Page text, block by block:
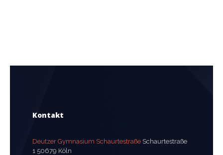
Kontakt
Deutzer Gymnasium Schaurtestraße Schaurtestraße
1 50679 Köln